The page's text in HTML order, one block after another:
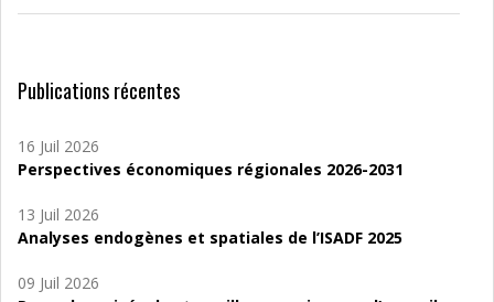
Publications récentes
16 Juil 2026
Perspectives économiques régionales 2026-2031
13 Juil 2026
Analyses endogènes et spatiales de l’ISADF 2025
09 Juil 2026